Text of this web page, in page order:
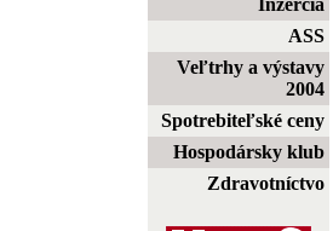
Inzercia
ASS
Veľtrhy a výstavy
2004
Spotrebiteľské ceny
Hospodársky klub
Zdravotníctvo